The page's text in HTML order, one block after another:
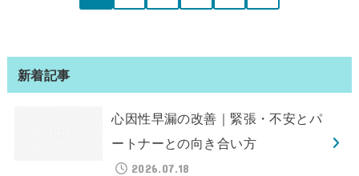
新着記事
心因性早漏の改善｜緊張・不安とパ
ートナーとの向き合い方
2026.07.18